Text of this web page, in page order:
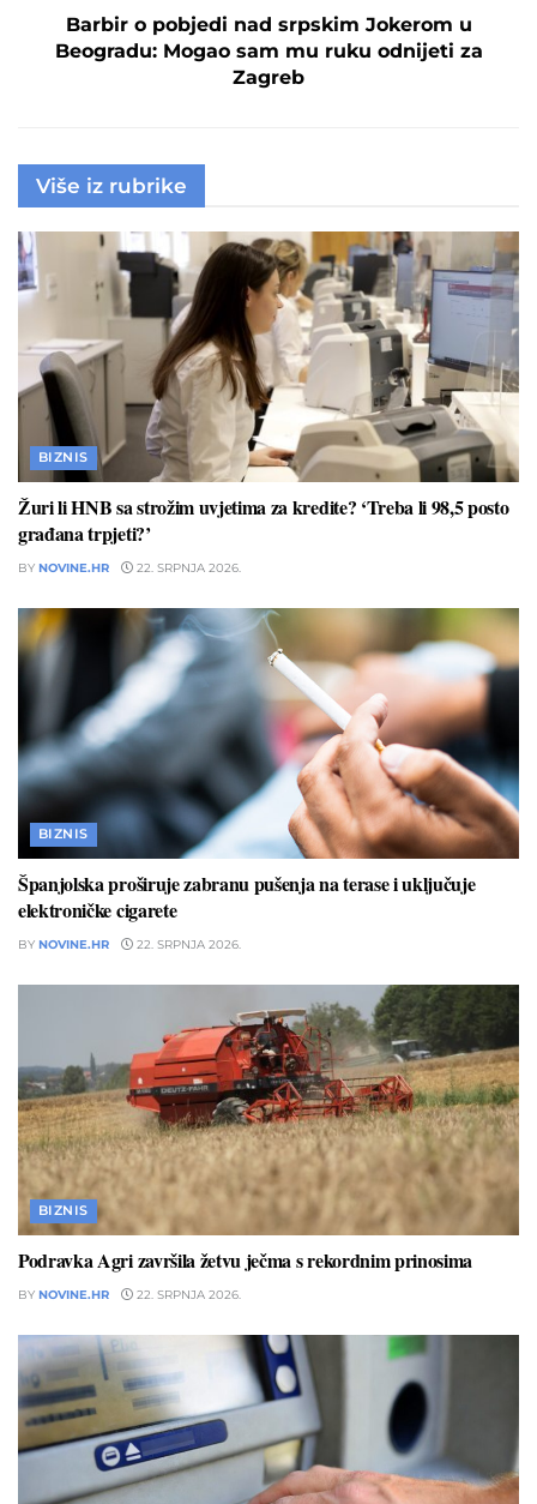
Barbir o pobjedi nad srpskim Jokerom u
Beogradu: Mogao sam mu ruku odnijeti za
Zagreb
Više iz rubrike
BIZNIS
Žuri li HNB sa strožim uvjetima za kredite? ‘Treba li 98,5 posto
građana trpjeti?’
BY NOVINE.HR 22. SRPNJA 2026.
BIZNIS
Španjolska proširuje zabranu pušenja na terase i uključuje
elektroničke cigarete
BY NOVINE.HR 22. SRPNJA 2026.
BIZNIS
Podravka Agri završila žetvu ječma s rekordnim prinosima
BY NOVINE.HR 22. SRPNJA 2026.